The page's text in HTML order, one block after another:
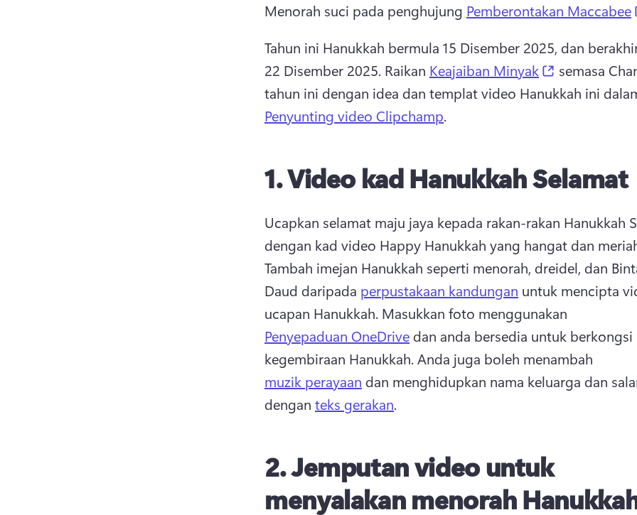
Menorah suci pada penghujung Pemberontakan Maccabee
Tahun ini Hanukkah bermula 15 Disember 2025, dan
22 Disember 2025. Raikan Keajaiban Minyak (opens in a
semasa
tahun ini dengan idea dan templat video Hanukkah ini
Penyunting video Clipchamp.
1.Video kad Hanukkah Selamat
Ucapkan selamat maju jaya kepada rakan-rakan Hanukkah
Tambah imejan Hanukkah seperti menorah, dreidel, dan
Daud daripada perpustakaan kandungan untuk mencipta
ucapan Hanukkah. Masukkan foto menggunakan
Penyepaduan OneDrive dan anda bersedia untuk berkongsi
kegembiraan Hanukkah. Anda juga boleh menambah
muzik perayaan dan menghidupkan nama keluarga dan
dengan teks gerakan.
2.Jemputan video untuk
menyalakan menorah